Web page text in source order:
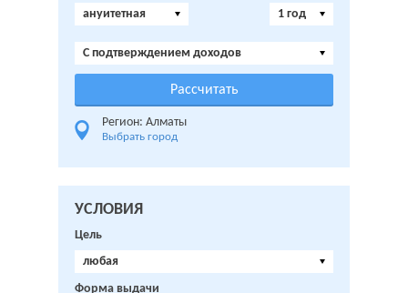
ануитетная
1 год
C подтверждением доходов
Регион: Алматы
Выбрать город
УСЛОВИЯ
Цель
любая
Форма выдачи